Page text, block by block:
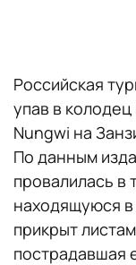
Российская
упав в
Nungwi на
По данным
провалилась в
находящуюся
прикрыт
пострадавшая